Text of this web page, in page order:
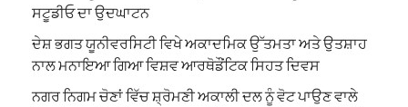
ਸਟੂਡੀਓ ਦਾ ਉਦਘਾਟਨ
ਦੇਸ਼ ਭਗਤ ਯੂਨੀਵਰਸਿਟੀ ਵਿਖੇ ਅਕਾਦਮਿਕ ਉੱਤਮਤਾ ਅਤੇ ਉਤਸ਼ਾਹ
ਨਾਲ ਮਨਾਇਆ ਗਿਆ ਵਿਸ਼ਵ ਆਰਥੋਡੌਂਟਿਕ ਸਿਹਤ ਦਿਵਸ
ਨਗਰ ਨਿਗਮ ਚੋਣਾਂ ਵਿੱਚ ਸ਼੍ਰੋਮਣੀ ਅਕਾਲੀ ਦਲ ਨੂੰ ਵੋਟ ਪਾਉਣ ਵਾਲੇ